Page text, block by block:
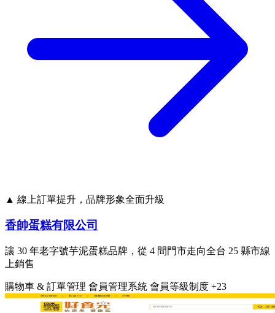
▲ 線上訂單提升，品牌形象全面升級
香帥蛋糕有限公司
讓 30 年老字號芋泥蛋糕品牌，從 4 間門市走向全台 25 縣市線
上銷售
購物車 & 訂單管理 會員管理系統 會員等級制度 +23